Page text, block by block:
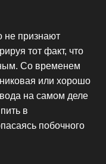
не признают
тот факт, что
Со временем
или хорошо
на самом деле
в
побочного